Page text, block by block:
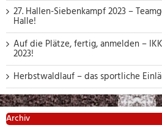
27. Hallen-Siebenkampf 2023 –
Halle!
Auf die Plätze, fertig, anmelden –
2023!
Herbstwaldlauf – das sportliche
Archiv